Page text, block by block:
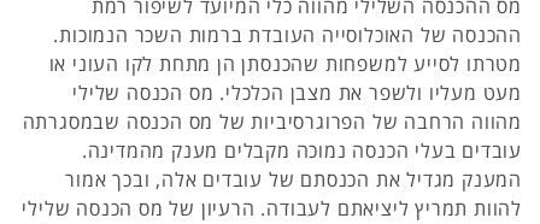
מס ההכנסה השלילי מהווה כלי המיועד לשיפור רמת
ההכנסה של האוכלוסייה העובדת ברמות השכר הנמוכות.
מטרתו לסייע למשפחות שהכנסתן הן מתחת לקו העוני או
מעט מעליו ולשפר את מצבן הכלכלי. מס הכנסה שלילי
מהווה הרחבה של הפרוגרסיביות של מס הכנסה שבמסגרתה
עובדים בעלי הכנסה נמוכה מקבלים מענק מהמדינה.
המענק מגדיל את הכנסתם של עובדים אלה, ובכך אמור
להוות תמריץ ליציאתם לעבודה. הרעיון של מס הכנסה שלילי